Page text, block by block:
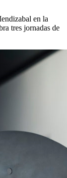
en la
tres jornadas de